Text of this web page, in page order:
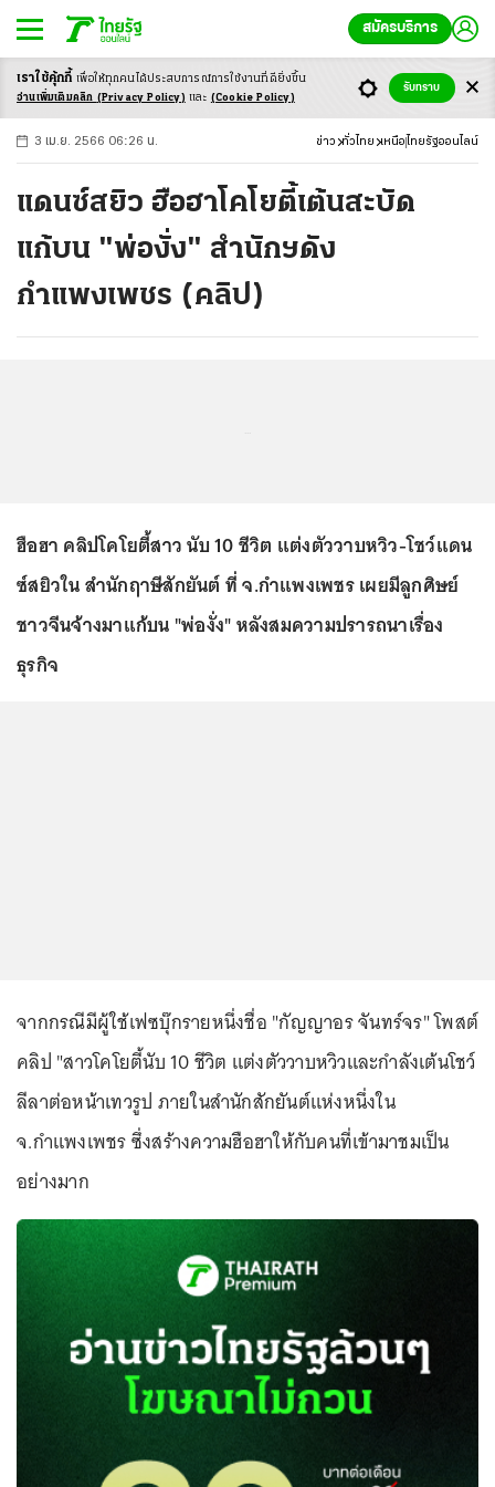
สมัครบริการ
-ก ก ก+
3 เม.ย. 2566 06:26 น. ข่าว ทั่วไทย เหนือ ไทยรัฐออนไลน์
แดนซ์สยิว ฮือฮาโคโยตี้เต้นสะบัด
แก้บน "พ่องั่ง" สำนักฯดัง
กำแพงเพชร (คลิป)
ฮือฮา คลิปโคโยตี้สาว นับ 10 ชีวิต แต่งตัววาบหวิว-โชว์แดน
ซ์สยิวใน สำนักฤาษีสักยันต์ ที่ จ.กำแพงเพชร เผยมีลูกศิษย์
ชาวจีนจ้างมาแก้บน "พ่องั่ง" หลังสมความปรารถนาเรื่อง
ธุรกิจ
จากกรณีมีผู้ใช้เฟซบุ๊กรายหนึ่งชื่อ "กัญญาอร จันทร์จร" โพสต์
คลิป "สาวโคโยตี้นับ 10 ชีวิต แต่งตัววาบหวิวและกำลังเต้นโชว์
ลีลาต่อหน้าเทวรูป ภายในสำนักสักยันต์แห่งหนึ่งใน
จ.กำแพงเพชร ซึ่งสร้างความฮือฮาให้กับคนที่เข้ามาชมเป็น
อย่างมาก
เราใช้คุ้กกี้ เพื่อให้ทุกคนได้ประสบการณ์การใช้งานที่ดียิ่งขึ้น
อ่านเพิ่มเติมคลิก (Privacy Policy) และ (Cookie Policy)
รับทราบ